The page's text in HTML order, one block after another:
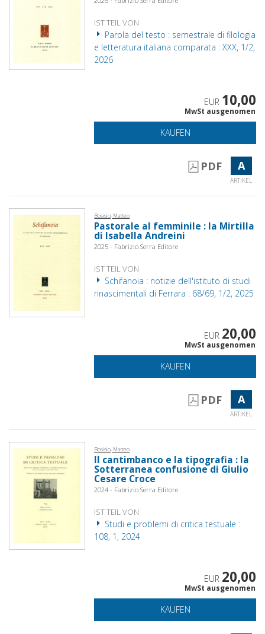
IST TEIL VON
Parola del testo : semestrale di filologia
e letteratura italiana comparata : XXX, 1/2,
2026
EUR 10,00
MwSt ausgenomen
KAUFEN
PDF A
ARTIKEL
Bosisio, Matteo
Pastorale al femminile : la Mirtilla
di Isabella Andreini
2025 - Fabrizio Serra Editore
IST TEIL VON
Schifanoia : notizie dell'istituto di studi
rinascimentali di Ferrara : 68/69, 1/2, 2025
EUR 20,00
MwSt ausgenomen
KAUFEN
PDF A
ARTIKEL
Bosisio, Matteo
Il cantimbanco e la tipografia : la
Sotterranea confusione di Giulio
Cesare Croce
2024 - Fabrizio Serra Editore
IST TEIL VON
Studi e problemi di critica testuale :
108, 1, 2024
EUR 20,00
MwSt ausgenomen
KAUFEN